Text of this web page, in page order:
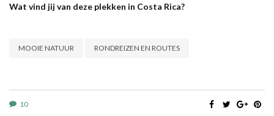
Wat vind jij van deze plekken in Costa Rica?
MOOIE NATUUR RONDREIZEN EN ROUTES
10